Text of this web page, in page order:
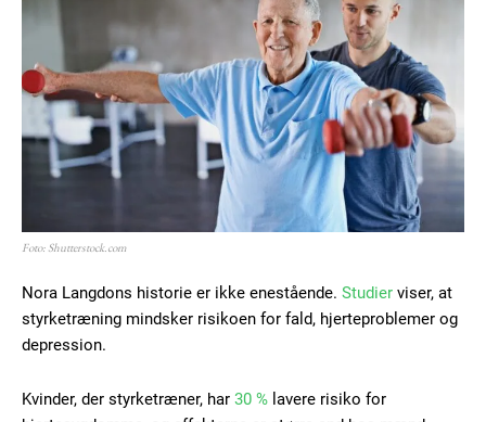
Foto: Shutterstock.com
Nora Langdons historie er ikke enestående. Studier viser, at
styrketræning mindsker risikoen for fald, hjerteproblemer og
depression.
Kvinder, der styrketræner, har 30 % lavere risiko for